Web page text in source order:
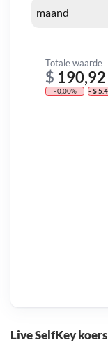
Live SelfKey koers
Totale waarde
$ 190,92
- 0,00% - $